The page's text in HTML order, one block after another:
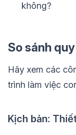
không?
So sánh
Hãy xem các
trình làm việc
Kịch bản: